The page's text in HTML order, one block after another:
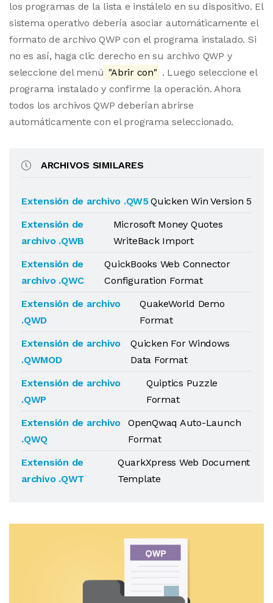
los programas de la lista e instálelo en su dispositivo. El
sistema operativo debería asociar automáticamente el
formato de archivo QWP con el programa instalado. Si
no es así, haga clic derecho en su archivo QWP y
seleccione del menú "Abrir con" . Luego seleccione el
programa instalado y confirme la operación. Ahora
todos los archivos QWP deberían abrirse
automáticamente con el programa seleccionado.
ARCHIVOS SIMILARES
Extensión de archivo .QW5Quicken Win Version 5
Extensión de
archivo .QWB
Microsoft Money Quotes
WriteBack Import
Extensión de
archivo .QWC
QuickBooks Web Connector
Configuration Format
Extensión de archivo
.QWD
QuakeWorld Demo
Format
Extensión de archivo
.QWMOD
Quicken For Windows
Data Format
Extensión de archivo
.QWP
Quiptics Puzzle
Format
Extensión de archivo
.QWQ
OpenQwaq Auto-Launch
Format
Extensión de
archivo .QWT
QuarkXpress Web Document
Template